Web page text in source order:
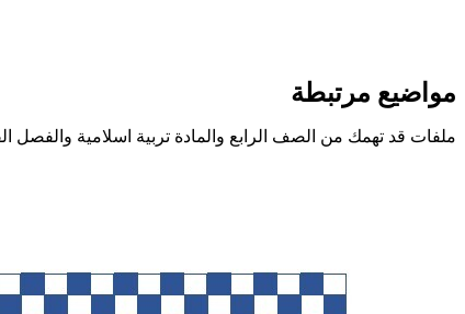
مواضيع مرتبطة
ملفات قد تهمك من الصف الرابع والمادة تربية اسلامية والفصل